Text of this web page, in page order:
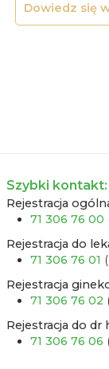
Dowiedz się
Szybki kontakt:
Rejestracja
71 306 76 00
Rejestracja do
71 306 76 01
Rejestracja
71 306 76 02
Rejestracja do dr
71 306 76 06